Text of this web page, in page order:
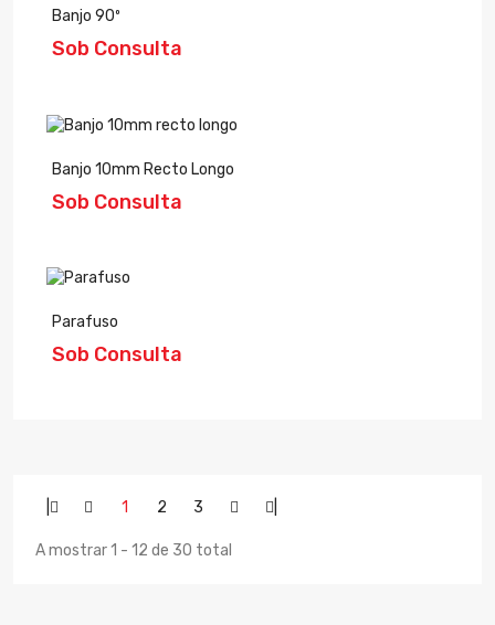
Banjo 90º
Sob Consulta
Banjo 10mm Recto Longo
Sob Consulta
Parafuso
Sob Consulta
1 2 3
A mostrar 1 - 12 de 30 total